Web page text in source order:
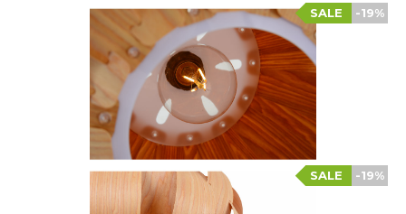
-19%
SALE
-19%
SALE